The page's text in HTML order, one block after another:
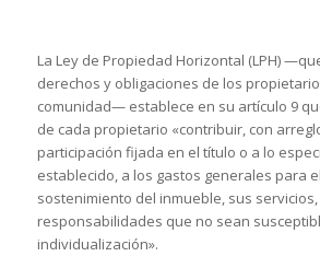
La Ley de Propiedad Horizontal (LPH)
derechos y obligaciones de los
comunidad— establece en su artículo 9
de cada propietario «contribuir, con
participación fijada en el título o a lo
establecido, a los gastos generales para
sostenimiento del inmueble, sus
responsabilidades que no sean
individualización».